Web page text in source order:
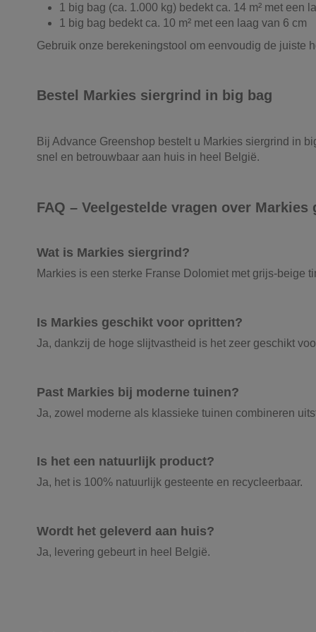
1 big bag (ca. 1.000 kg) bedekt ca. 14 m² met een
1 big bag bedekt ca. 10 m² met een laag van 6 cm
Gebruik onze berekeningstool om eenvoudig de juiste
Bestel Markies siergrind in big bag
Bij Advance Greenshop bestelt u Markies siergrind in
snel en betrouwbaar aan huis in heel België.
FAQ – Veelgestelde vragen over Markies
Wat is Markies siergrind?
Markies is een sterke Franse Dolomiet met grijs-beige
Is Markies geschikt voor opritten?
Ja, dankzij de hoge slijtvastheid is het zeer geschikt
Past Markies bij moderne tuinen?
Ja, zowel moderne als klassieke tuinen combineren
Is het een natuurlijk product?
Ja, het is 100% natuurlijk gesteente en recycleerbaar.
Wordt het geleverd aan huis?
Ja, levering gebeurt in heel België.